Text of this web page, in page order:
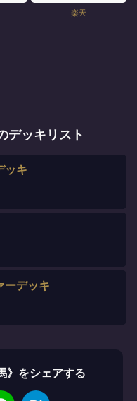
楽天
デッキリスト
ッキ
ーデッキ
》をシェアする